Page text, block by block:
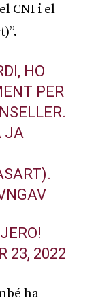
CNI i el
HO
PER
JA
23, 2022
ha